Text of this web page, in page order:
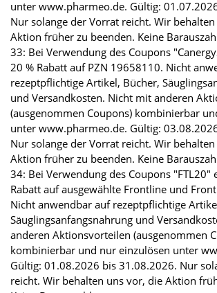
unter www.pharmeo.de. Gültig:
Nur solange der Vorrat reicht. Wir
Aktion früher zu beenden. Keine
33: Bei Verwendung des Coupons
20 % Rabatt auf PZN 19658110. Nicht
rezeptpflichtige Artikel, Bücher,
und Versandkosten. Nicht mit anderen
(ausgenommen Coupons) kombinierbar
unter www.pharmeo.de. Gültig:
Nur solange der Vorrat reicht. Wir
Aktion früher zu beenden. Keine
34: Bei Verwendung des Coupons "FTL20"
Rabatt auf ausgewählte Frontline und
Nicht anwendbar auf rezeptpflichtige
Säuglingsanfangsnahrung und
anderen Aktionsvorteilen (ausgenommen
kombinierbar und nur einzulösen unter
Gültig: 01.08.2026 bis 31.08.2026. Nur
reicht. Wir behalten uns vor, die Aktion